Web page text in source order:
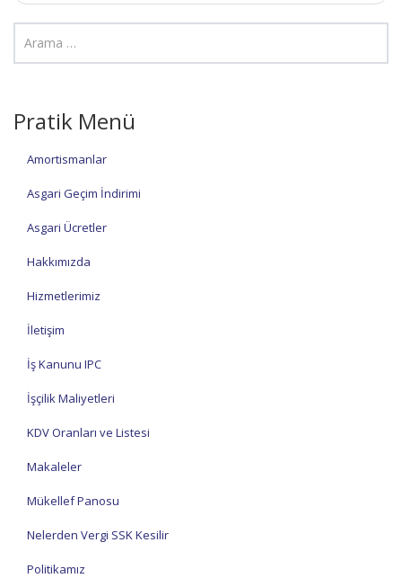
Pratik Menü
Amortismanlar
Asgari Geçim İndirimi
Asgari Ücretler
Hakkımızda
Hizmetlerimiz
İletişim
İş Kanunu IPC
İşçilik Maliyetleri
KDV Oranları ve Listesi
Makaleler
Mükellef Panosu
Nelerden Vergi SSK Kesilir
Politikamız